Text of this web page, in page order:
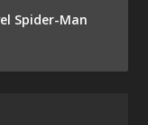
Spider-Man